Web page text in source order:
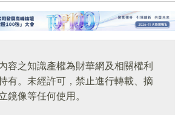
容之知識產權為財華網及相關權利
有。未經許可，禁止進行轉載、摘
鏡像等任何使用。